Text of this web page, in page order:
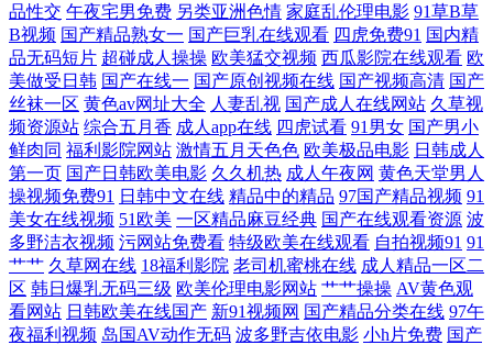
91影院色色 wwwAv黑丝 大香蕉av网 国产韩国欧美 激情婷婷网 男女草逼
视频91 日本啊v免费高清网站 一级片人妖 宅福利精品区 91猫先生在线观
看 97午夜剧场 不卡人妻一区二区三区 国产福利手机在线 久久黄色成人网
站 欧美另类视频 日本生活片 色色的视频 香蕉免费视频导航 综合图区激情
文学 91福利社免费试看 91热视 俺来也俺去也肛交 国产91在线资源 精品动
漫一区 免费a级 日韩精品51页 亚洲不卡a 91p最新网址 92福利看看 成人无
品性交 午夜宅男免费 另类亚洲色情 家庭乱伦理电影 91草B草
B视频 国产精品熟女一 国产巨乳在线观看 四虎免费91 国内精
品无码短片 超碰成人操操 欧美猛交视频 西瓜影院在线观看 欧
美做受日韩 国产在线一 国产原创视频在线 国产视频高清 国产
丝袜一区 黄色av网址大全 人妻乱视 国产成人在线网站 久草视
频资源站 综合五月香 成人app在线 四虎试看 91男女 国产男小
鲜肉同 福利影院网站 激情五月天色色 欧美极品电影 日韩成人
第一页 国产日韩欧美电影 久久机热 成人午夜网 黄色天堂男人
操视频免费91 日韩中文在线 精品中的精品 97国产精品视频 91
美女在线视频 51欧美 一区精品麻豆经典 国产在线观看资源 波
多野洁衣视频 污网站免费看 特级欧美在线观看 自拍视频91 91
艹艹 久草网在线 18福利影院 老司机蜜桃在线 成人精品一区二
区 韩日爆乳无码三级 欧美伦理电影网站 艹艹操操 AV黄色观
看网站 日韩欧美在线国产 新91视频网 国产精品分类在线 97午
夜福利视频 岛国AV动作无码 波多野吉依电影 小h片免费 国产